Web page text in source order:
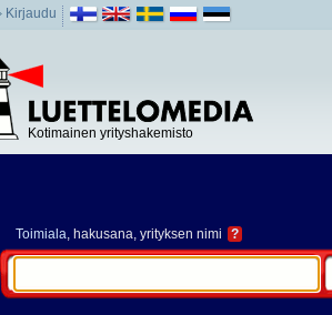
Kirjaudu
Kotimainen yrityshakemisto
Toimiala, hakusana, yrityksen nimi ?